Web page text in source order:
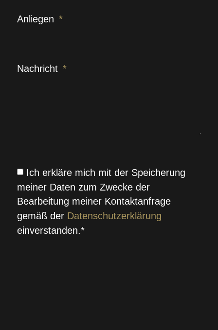
Anliegen
Nachricht
Ich erkläre mich mit der Speicherung
meiner Daten zum Zwecke der
Bearbeitung meiner Kontaktanfrage
gemäß der Datenschutzerklärung
einverstanden.*